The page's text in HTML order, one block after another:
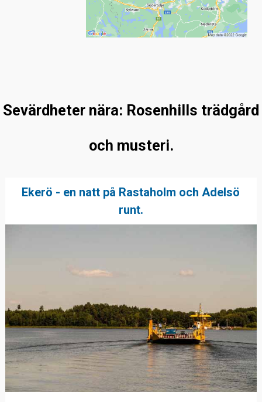
Sevärdheter nära: Rosenhills trädgård
och musteri.
Ekerö - en natt på Rastaholm och Adelsö
runt.